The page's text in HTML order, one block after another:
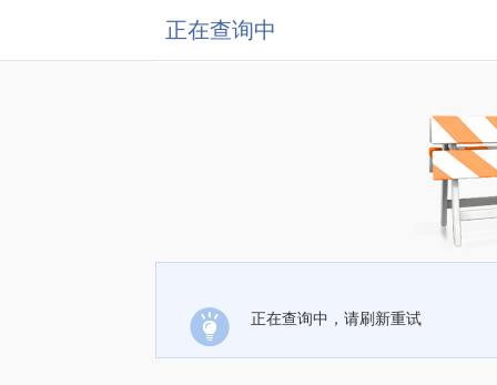
正在查询中
正在查询中，请刷新重试